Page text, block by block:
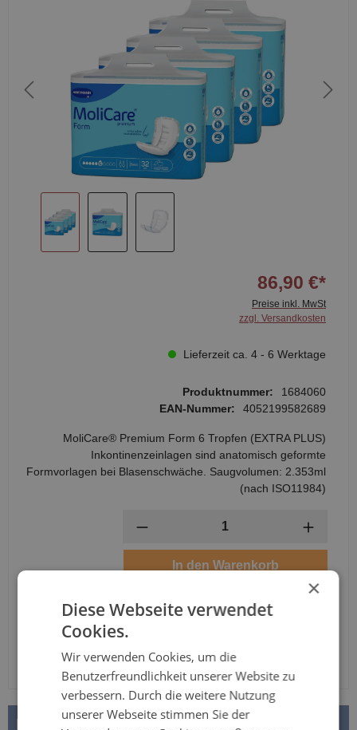
86,90 €*
Preise inkl. MwSt
zzgl. Versandkosten
Lieferzeit ca. 4 - 6 Werktage
Produktnummer:
1684060
EAN-Nummer:
4052199582689
MoliCare® Premium Form 6 Tropfen (EXTRA PLUS)
Inkontinenzeinlagen sind anatomisch geformte
Formvorlagen bei Blasenschwäche. Saugvolumen: 2.353ml
(nach ISO11984)
In den Warenkorb
BESCHREIBUNG
×
Diese Webseite verwendet
Cookies.
Wir verwenden Cookies, um die
Benutzerfreundlichkeit unserer Website zu
verbessern. Durch die weitere Nutzung
unserer Webseite stimmen Sie der